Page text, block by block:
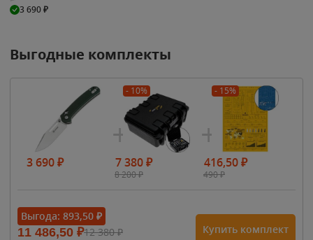
3 690₽
Выгодные комплекты
3 690₽
- 10%
7 380₽
8 200₽
- 15%
416,50₽
490₽
Выгода: 893,50 ₽
11 486,50 ₽12 380₽ Купить комплект